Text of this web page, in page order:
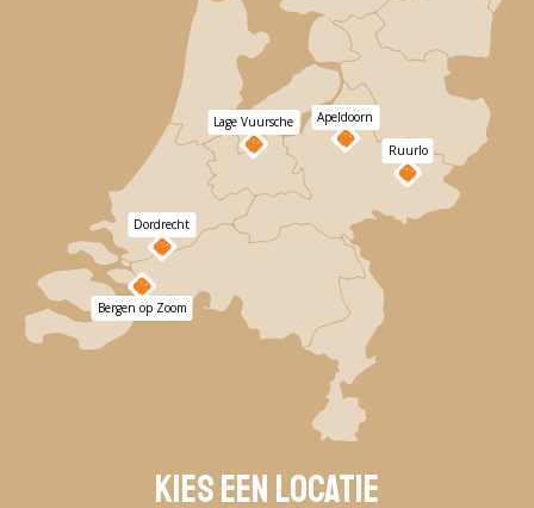
Kies een locatie
Dordrecht
Bergen op Zoom
Apeldoorn
Lage Vuursche
Ruurlo